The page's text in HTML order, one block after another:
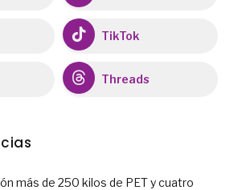
TikTok
Threads
más de 250 kilos de PET y cuatro